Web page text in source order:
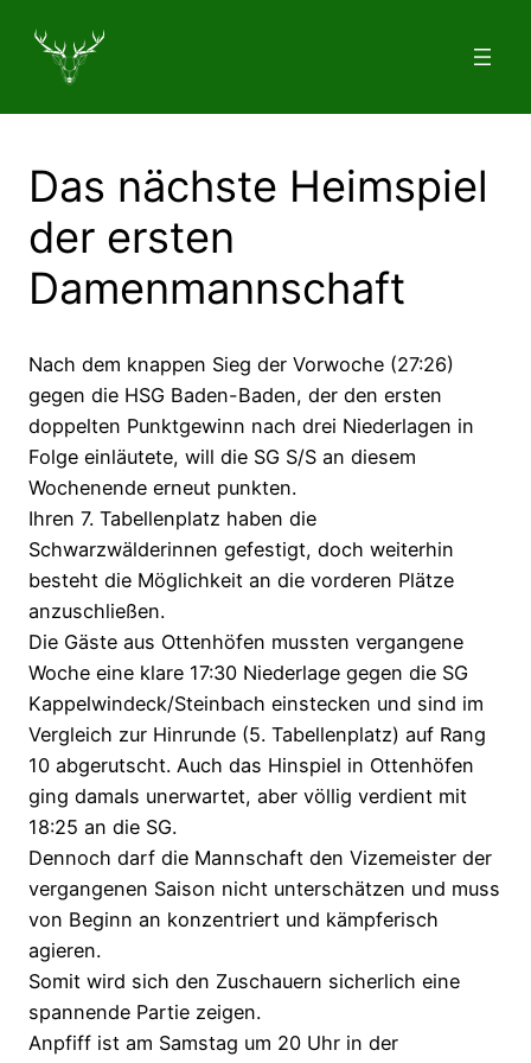
Inhalt
springen
Das nächste Heimspiel
der ersten
Damenmannschaft
Nach dem knappen Sieg der Vorwoche (27:26)
gegen die HSG Baden-Baden, der den ersten
doppelten Punktgewinn nach drei Niederlagen in
Folge einläutete, will die SG S/S an diesem
Wochenende erneut punkten.
Ihren 7. Tabellenplatz haben die
Schwarzwälderinnen gefestigt, doch weiterhin
besteht die Möglichkeit an die vorderen Plätze
anzuschließen.
Die Gäste aus Ottenhöfen mussten vergangene
Woche eine klare 17:30 Niederlage gegen die SG
Kappelwindeck/Steinbach einstecken und sind im
Vergleich zur Hinrunde (5. Tabellenplatz) auf Rang
10 abgerutscht. Auch das Hinspiel in Ottenhöfen
ging damals unerwartet, aber völlig verdient mit
18:25 an die SG.
Dennoch darf die Mannschaft den Vizemeister der
vergangenen Saison nicht unterschätzen und muss
von Beginn an konzentriert und kämpferisch
agieren.
Somit wird sich den Zuschauern sicherlich eine
spannende Partie zeigen.
Anpfiff ist am Samstag um 20 Uhr in der